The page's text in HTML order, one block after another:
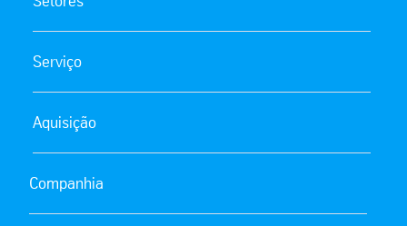
Serviço
Aquisição
Companhia